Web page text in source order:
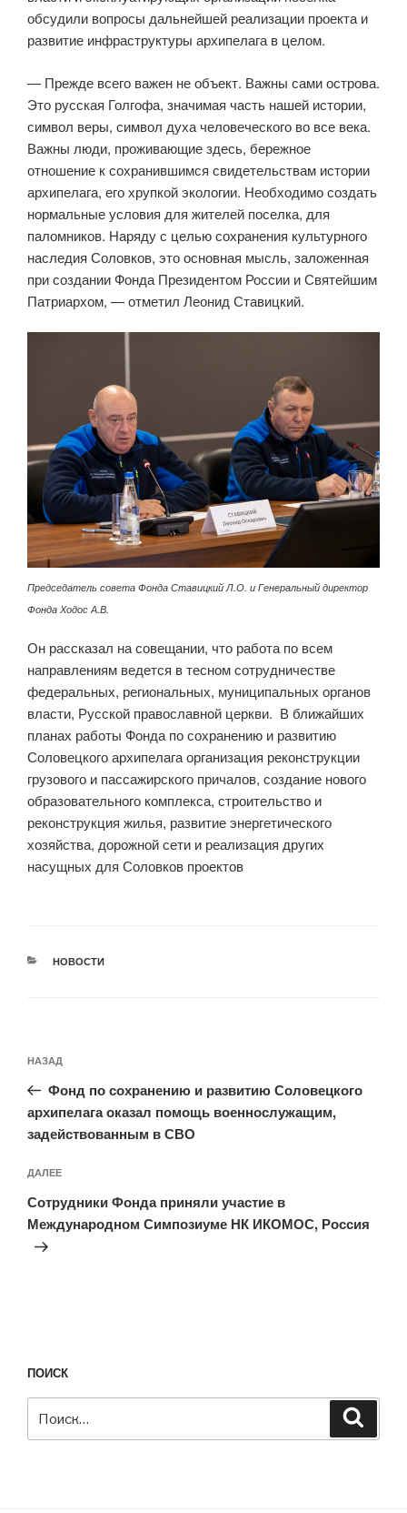
обсудили вопросы дальнейшей реализации проекта и
развитие инфраструктуры архипелага в целом.
— Прежде всего важен не объект. Важны сами острова.
Это русская Голгофа, значимая часть нашей истории,
символ веры, символ духа человеческого во все века.
Важны люди, проживающие здесь, бережное
отношение к сохранившимся свидетельствам истории
архипелага, его хрупкой экологии. Необходимо создать
нормальные условия для жителей поселка, для
паломников. Наряду с целью сохранения культурного
наследия Соловков, это основная мысль, заложенная
при создании Фонда Президентом России и Святейшим
Патриархом, — отметил Леонид Ставицкий.
Председатель совета Фонда Ставицкий Л.О. и Генеральный директор
Фонда Ходос А.В.
Он рассказал на совещании, что работа по всем
направлениям ведется в тесном сотрудничестве
федеральных, региональных, муниципальных органов
власти, Русской православной церкви. В ближайших
планах работы Фонда по сохранению и развитию
Соловецкого архипелага организация реконструкции
грузового и пассажирского причалов, создание нового
образовательного комплекса, строительство и
реконструкция жилья, развитие энергетического
хозяйства, дорожной сети и реализация других
насущных для Соловков проектов
РУБРИКИ
НОВОСТИ
по
записям
Предыдущая
запись:
НАЗАД
Фонд по сохранению и развитию Соловецкого
архипелага оказал помощь военнослужащим,
задействованным в СВО
Следующая
запись
ДАЛЕЕ
Сотрудники Фонда приняли участие в
Международном Симпозиуме НК ИКОМОС, Россия
ПОИСК